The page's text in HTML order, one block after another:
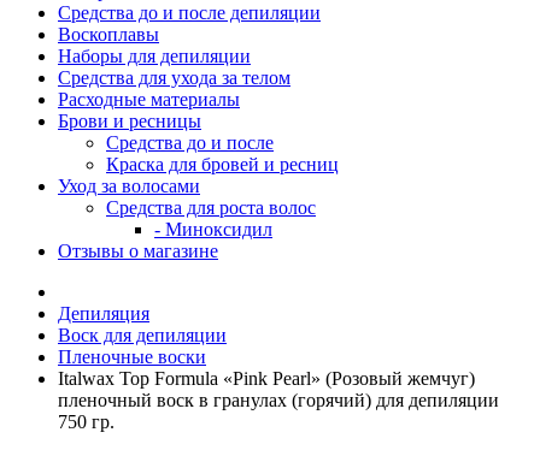
Средства до и после депиляции
Воскоплавы
Наборы для депиляции
Средства для ухода за телом
Расходные материалы
Брови и ресницы
Средства до и после
Краска для бровей и ресниц
Уход за волосами
Средства для роста волос
- Миноксидил
Отзывы о магазине
Депиляция
Воск для депиляции
Пленочные воски
Italwax Top Formula «Pink Pearl» (Розовый жемчуг)
пленочный воск в гранулах (горячий) для депиляции
750 гр.